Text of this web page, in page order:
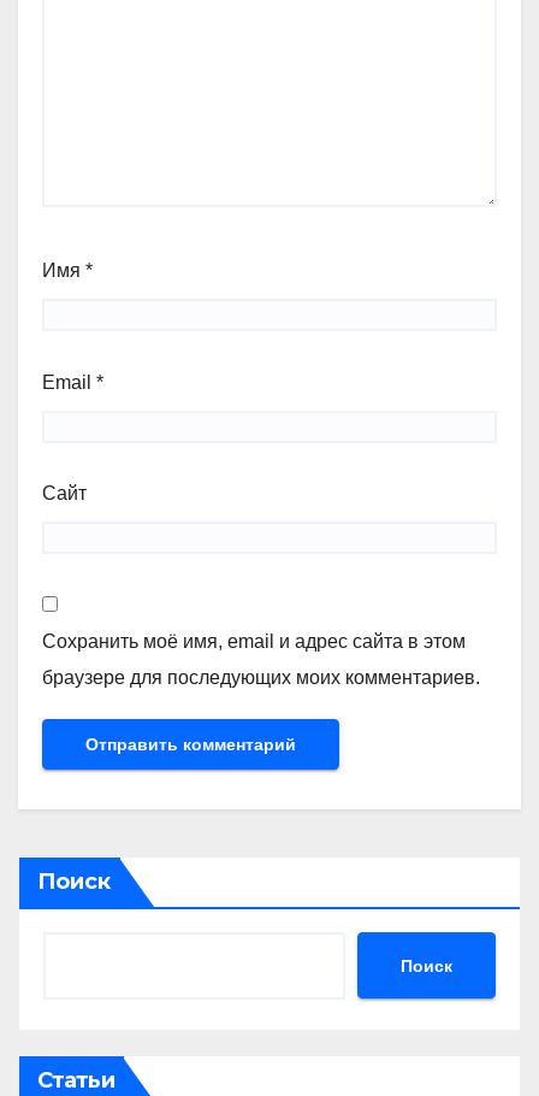
Имя *
Email *
Сайт
Сохранить моё имя, email и адрес сайта в этом
браузере для последующих моих комментариев.
Поиск
Поиск
Статьи